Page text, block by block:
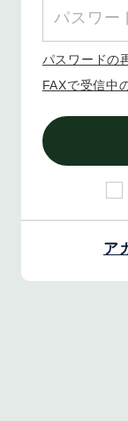
パスワードの
FAXで受信中
ア